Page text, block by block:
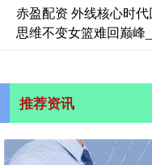
赤盈配资 外线核心时
思维不变女篮难回巅
推荐资讯